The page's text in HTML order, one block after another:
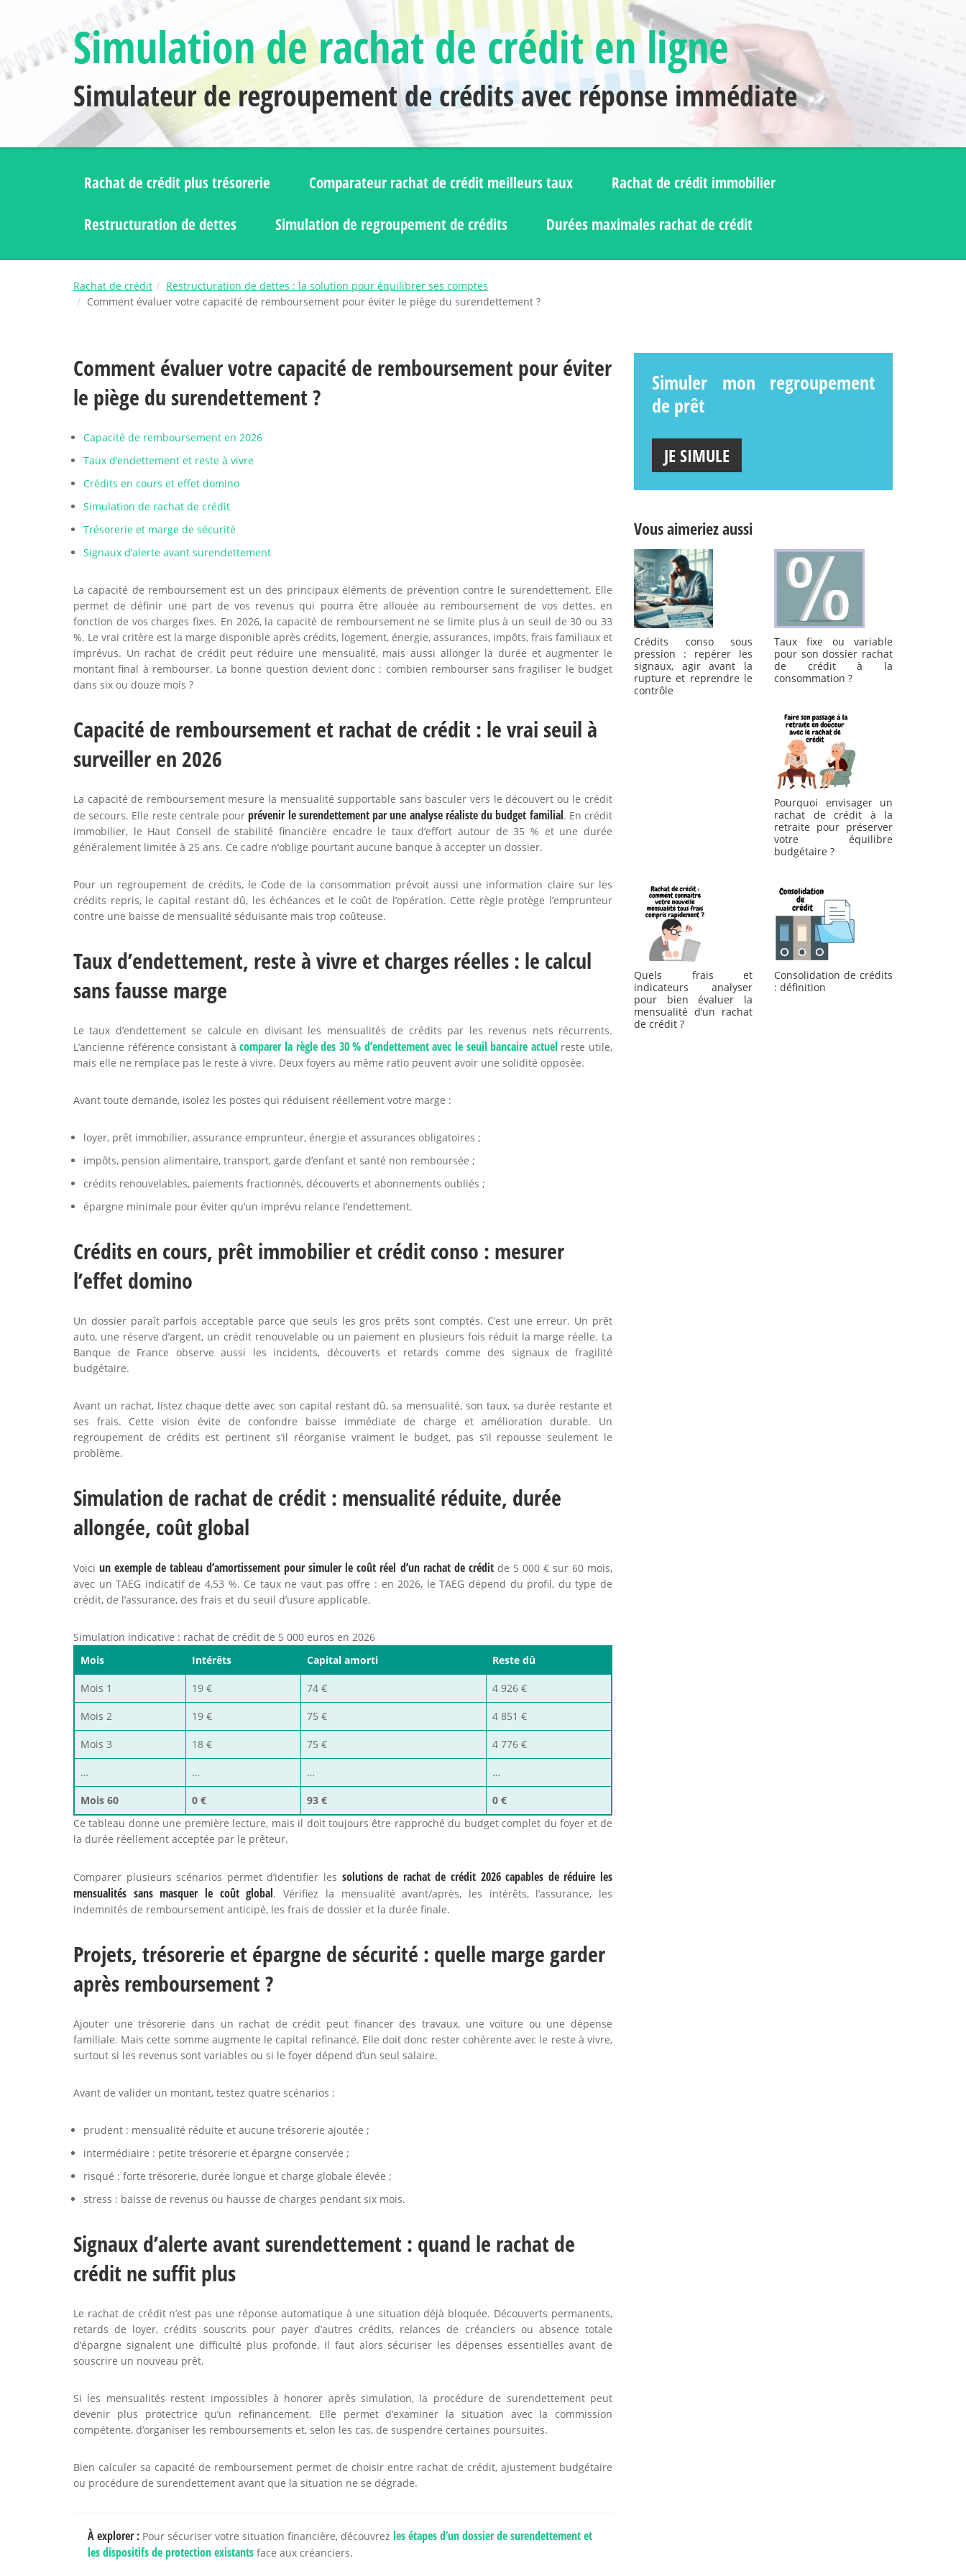
Simulation de rachat de crédit en ligne
Simulateur de regroupement de crédits avec réponse immédiate
Rachat de crédit plus trésorerie Comparateur rachat de crédit meilleurs taux Rachat de crédit immobilier
Restructuration de dettes Simulation de regroupement de crédits Durées maximales rachat de crédit
Rachat de crédit
Restructuration de dettes : la solution pour équilibrer ses comptes
Comment évaluer votre capacité de remboursement pour éviter le piège du surendettement ?
Comment évaluer votre capacité de remboursement pour éviter
le piège du surendettement ?
Capacité de remboursement en 2026
Taux d’endettement et reste à vivre
Crédits en cours et effet domino
Simulation de rachat de crédit
Trésorerie et marge de sécurité
Signaux d’alerte avant surendettement
La capacité de remboursement est un des principaux éléments de prévention contre le surendettement. Elle
permet de définir une part de vos revenus qui pourra être allouée au remboursement de vos dettes, en
fonction de vos charges fixes. En 2026, la capacité de remboursement ne se limite plus à un seuil de 30 ou 33
%. Le vrai critère est la marge disponible après crédits, logement, énergie, assurances, impôts, frais familiaux et
imprévus. Un rachat de crédit peut réduire une mensualité, mais aussi allonger la durée et augmenter le
montant final à rembourser. La bonne question devient donc : combien rembourser sans fragiliser le budget
dans six ou douze mois ?
Capacité de remboursement et rachat de crédit : le vrai seuil à
surveiller en 2026
La capacité de remboursement mesure la mensualité supportable sans basculer vers le découvert ou le crédit
de secours. Elle reste centrale pour prévenir le surendettement par une analyse réaliste du budget familial. En crédit
immobilier, le Haut Conseil de stabilité financière encadre le taux d’effort autour de 35 % et une durée
généralement limitée à 25 ans. Ce cadre n’oblige pourtant aucune banque à accepter un dossier.
Pour un regroupement de crédits, le Code de la consommation prévoit aussi une information claire sur les
crédits repris, le capital restant dû, les échéances et le coût de l’opération. Cette règle protège l’emprunteur
contre une baisse de mensualité séduisante mais trop coûteuse.
Taux d’endettement, reste à vivre et charges réelles : le calcul
sans fausse marge
Le taux d’endettement se calcule en divisant les mensualités de crédits par les revenus nets récurrents.
L’ancienne référence consistant àcomparer la règle des 30 % d’endettement avec le seuil bancaire actuel reste utile,
mais elle ne remplace pas le reste à vivre. Deux foyers au même ratio peuvent avoir une solidité opposée.
Avant toute demande, isolez les postes qui réduisent réellement votre marge :
loyer, prêt immobilier, assurance emprunteur, énergie et assurances obligatoires ;
impôts, pension alimentaire, transport, garde d’enfant et santé non remboursée ;
crédits renouvelables, paiements fractionnés, découverts et abonnements oubliés ;
épargne minimale pour éviter qu’un imprévu relance l’endettement.
Crédits en cours, prêt immobilier et crédit conso : mesurer
l’effet domino
Un dossier paraît parfois acceptable parce que seuls les gros prêts sont comptés. C’est une erreur. Un prêt
auto, une réserve d’argent, un crédit renouvelable ou un paiement en plusieurs fois réduit la marge réelle. La
Banque de France observe aussi les incidents, découverts et retards comme des signaux de fragilité
budgétaire.
Avant un rachat, listez chaque dette avec son capital restant dû, sa mensualité, son taux, sa durée restante et
ses frais. Cette vision évite de confondre baisse immédiate de charge et amélioration durable. Un
regroupement de crédits est pertinent s’il réorganise vraiment le budget, pas s’il repousse seulement le
problème.
Simulation de rachat de crédit : mensualité réduite, durée
allongée, coût global
Voiciun exemple de tableau d’amortissement pour simuler le coût réel d’un rachat de créditde 5 000 € sur 60 mois,
avec un TAEG indicatif de 4,53 %. Ce taux ne vaut pas offre : en 2026, le TAEG dépend du profil, du type de
crédit, de l’assurance, des frais et du seuil d’usure applicable.
Simulation indicative : rachat de crédit de 5 000 euros en 2026
Mois
Intérêts Capital amorti Reste dû
Mois 1 19 € 74 € 4 926 €
Mois 2 19 € 75 € 4 851 €
Mois 3 18 € 75 € 4 776 €
… … … …
Mois 60 0 € 93 €
0 €
Ce tableau donne une première lecture, mais il doit toujours être rapproché du budget complet du foyer et de
la durée réellement acceptée par le prêteur.
Comparer plusieurs scénarios permet d’identifier les solutions de rachat de crédit 2026 capables de réduire les
mensualités sans masquer le coût global. Vérifiez la mensualité avant/après, les intérêts, l’assurance, les
indemnités de remboursement anticipé, les frais de dossier et la durée finale.
Projets, trésorerie et épargne de sécurité : quelle marge garder
après remboursement ?
Ajouter une trésorerie dans un rachat de crédit peut financer des travaux, une voiture ou une dépense
familiale. Mais cette somme augmente le capital refinancé. Elle doit donc rester cohérente avec le reste à vivre,
surtout si les revenus sont variables ou si le foyer dépend d’un seul salaire.
Avant de valider un montant, testez quatre scénarios :
prudent : mensualité réduite et aucune trésorerie ajoutée ;
intermédiaire : petite trésorerie et épargne conservée ;
risqué : forte trésorerie, durée longue et charge globale élevée ;
stress : baisse de revenus ou hausse de charges pendant six mois.
Signaux d’alerte avant surendettement : quand le rachat de
crédit ne suffit plus
Le rachat de crédit n’est pas une réponse automatique à une situation déjà bloquée. Découverts permanents,
retards de loyer, crédits souscrits pour payer d’autres crédits, relances de créanciers ou absence totale
d’épargne signalent une difficulté plus profonde. Il faut alors sécuriser les dépenses essentielles avant de
souscrire un nouveau prêt.
Si les mensualités restent impossibles à honorer après simulation, la procédure de surendettement peut
devenir plus protectrice qu’un refinancement. Elle permet d’examiner la situation avec la commission
compétente, d’organiser les remboursements et, selon les cas, de suspendre certaines poursuites.
Bien calculer sa capacité de remboursement permet de choisir entre rachat de crédit, ajustement budgétaire
ou procédure de surendettement avant que la situation ne se dégrade.
À explorer : Pour sécuriser votre situation financière, découvrez les étapes d’un dossier de surendettement et
les dispositifs de protection existants face aux créanciers.
Simuler mon regroupement
de prêt
JE SIMULE
Vous aimeriez aussi
Crédits conso sous
pression : repérer les
signaux, agir avant la
rupture et reprendre le
contrôle
Taux fixe ou variable
pour son dossier rachat
de crédit à la
consommation ?
Pourquoi envisager un
rachat de crédit à la
retraite pour préserver
votre équilibre
budgétaire ?
Quels frais et
indicateurs analyser
pour bien évaluer la
mensualité d’un rachat
de crédit ?
Consolidation de crédits
: définition